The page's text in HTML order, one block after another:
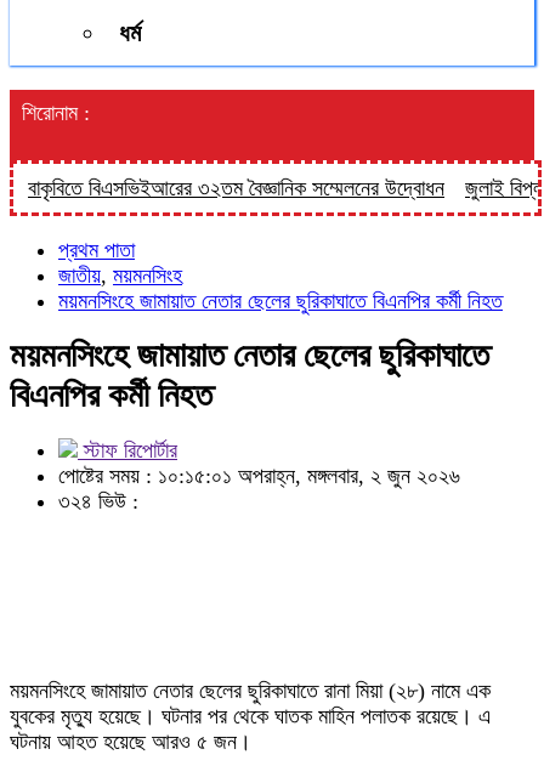
ধর্ম
শিরোনাম :
বিএসভিইআরের ৩২তম বৈজ্ঞানিক সম্মেলনের উদ্বোধন জুলাই বিপ্লবের
প্রথম পাতা
জাতীয়, ময়মনসিংহ
ময়মনসিংহে জামায়াত নেতার ছেলের ছুরিকাঘাতে বিএনপির কর্মী নিহত
ময়মনসিংহে জামায়াত নেতার ছেলের ছুরিকাঘাতে
বিএনপির কর্মী নিহত
স্টাফ রিপোর্টার
পোষ্টের সময় : ১০:১৫:০১ অপরাহ্ন, মঙ্গলবার, ২ জুন ২০২৬
৩২৪ ভিউ :
ময়মনসিংহে জামায়াত নেতার ছেলের ছুরিকাঘাতে রানা মিয়া (২৮) নামে এক
যুবকের মৃত্যু হয়েছে। ঘটনার পর থেকে ঘাতক মাহিন পলাতক রয়েছে। এ
ঘটনায় আহত হয়েছে আরও ৫ জন।